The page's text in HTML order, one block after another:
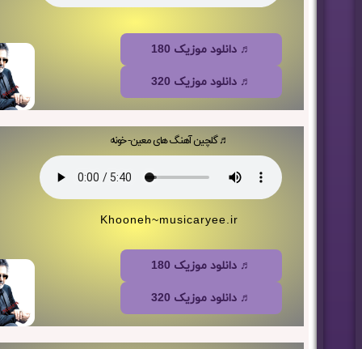
♬ دانلود موزیک 180
♬ دانلود موزیک 320
♬ گلچین آهنگ های معین- خونه
Khooneh~musicaryee.ir
♬ دانلود موزیک 180
♬ دانلود موزیک 320